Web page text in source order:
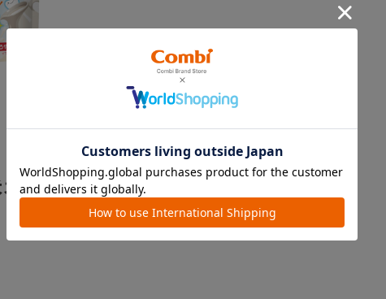
：1才半頃～）